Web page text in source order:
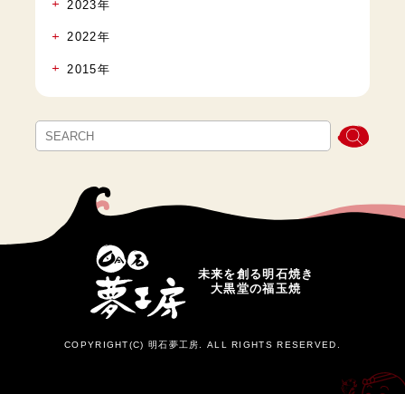
2023年
2022年
2015年
未来を創る明石焼き
大黒堂の福玉焼
COPYRIGHT(C) 明石夢工房. ALL RIGHTS RESERVED.